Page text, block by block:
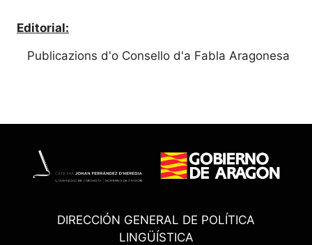
Editorial:
Publicazions d'o Consello d'a Fabla Aragonesa
DIRECCIÓN GENERAL DE POLÍTICA
LINGÜÍSTICA